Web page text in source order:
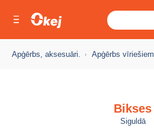
Apģērbs, aksesuāri. Apģērbs vīriešiem
Bikses
Siguldā